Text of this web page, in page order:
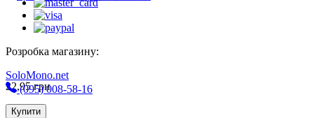
22,95грн
Купити
Розробка магазину:
SoloMono.net
(095) 008-58-16